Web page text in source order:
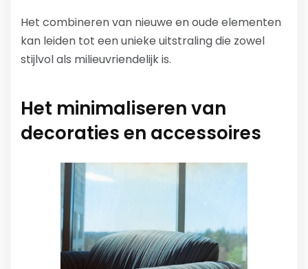
Het combineren van nieuwe en oude elementen
kan leiden tot een unieke uitstraling die zowel
stijlvol als milieuvriendelijk is.
Het minimaliseren van
decoraties en accessoires